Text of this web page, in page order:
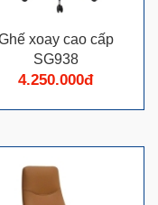
xoay cao cấp
SG938
4.250.000đ